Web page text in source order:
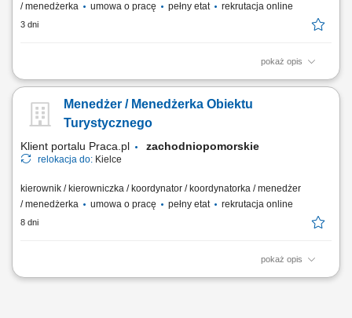
/ menedżerka
umowa o pracę pełny etat rekrutacja online
3 dni
pokaż opis
Miejsce pracy: praca stacjonarna Kielce Opis stanowiska pracy /
turystycznego oraz organizacją pracy zespołu. Koordynowanie pracy
działów: rezerwacji, obsługi ruchu turystycznego, utrzymania obiektu
Menedżer / Menedżerka Obiektu
Turystycznego
Klient portalu Praca.pl zachodniopomorskie
relokacja do: Kielce
kierownik / kierowniczka / koordynator / koordynatorka / menedżer
/ menedżerka
umowa o pracę pełny etat rekrutacja online
8 dni
pokaż opis
Zarządzanie codziennym funkcjonowaniem kompleksu turystycznego